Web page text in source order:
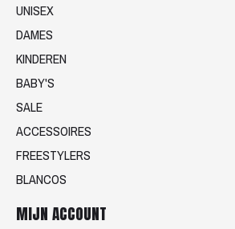
UNISEX
DAMES
KINDEREN
BABY'S
SALE
ACCESSOIRES
FREESTYLERS
BLANCOS
MIJN ACCOUNT